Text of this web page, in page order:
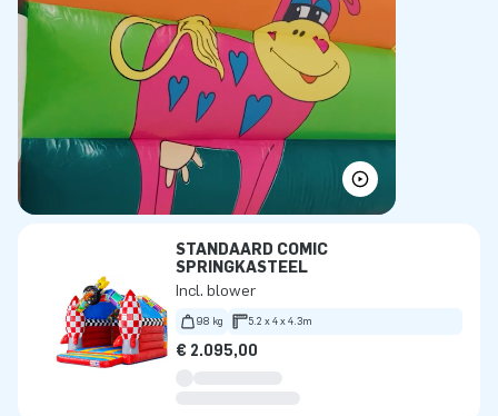
STANDAARD COMIC
SPRINGKASTEEL
Incl. blower
98 kg 5.2 x 4 x 4.3m
€ 2.095,00